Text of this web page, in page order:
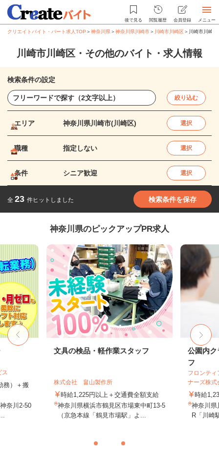
後で見る 閲覧履歴 会員登録 メニュー
クリエイトバイト・パート求人TOP ＞神奈川県＞神奈川県川崎市＞ 川崎市川崎区＞ 川崎市川崎
川崎市川崎区・その他のバイト・求人情報
検索条件の設定
絞り込む
エリア 神奈川県川崎市(川崎区) 選択
職種 指定しない 選択
条件 シニア歓迎 選択
全 23 件ヒットしました 検索条件を保存
神奈川県のピックアップPR求人
ス
務）＋搬
奈川2-50
文具の検品・軽作業スタッフ
株式会社 畠山製作所
時給1,225円以上＋交通費全額支給
神奈川県横浜市鶴見区市場東中町13-5
（京急本線「鶴見市場駅」よ...
公園内ク
フ
フロンテ
ナーズ株式
時給
神奈川県
R「川崎